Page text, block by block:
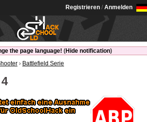
Registrieren / Anmelden
the page language! (Hide notification)
› Battlefield Serie